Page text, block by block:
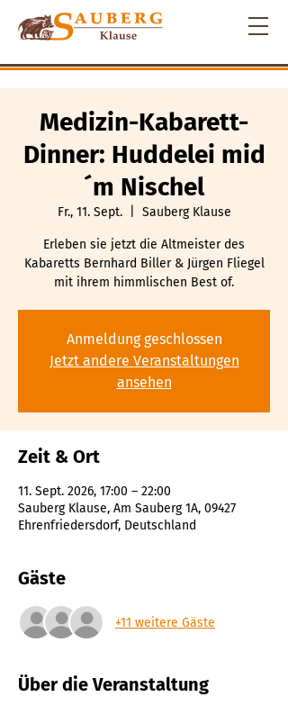
Medizin-Kabarett-
Dinner: Huddelei mid
´m Nischel
Fr., 11. Sept.
  |
Sauberg Klause
Erleben sie jetzt die Altmeister des
Kabaretts Bernhard Biller & Jürgen Fliegel
mit ihrem himmlischen Best of.
Anmeldung geschlossen
Jetzt andere Veranstaltungen
ansehen
Zeit & Ort
11. Sept. 2026, 17:00 – 22:00
Sauberg Klause, Am Sauberg 1A, 09427
Ehrenfriedersdorf, Deutschland
Gäste
+11 weitere Gäste
Über die Veranstaltung